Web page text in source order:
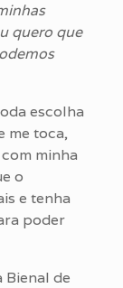
quero que
escolha
me toca,
minha
o
e tenha
poder
Bienal de